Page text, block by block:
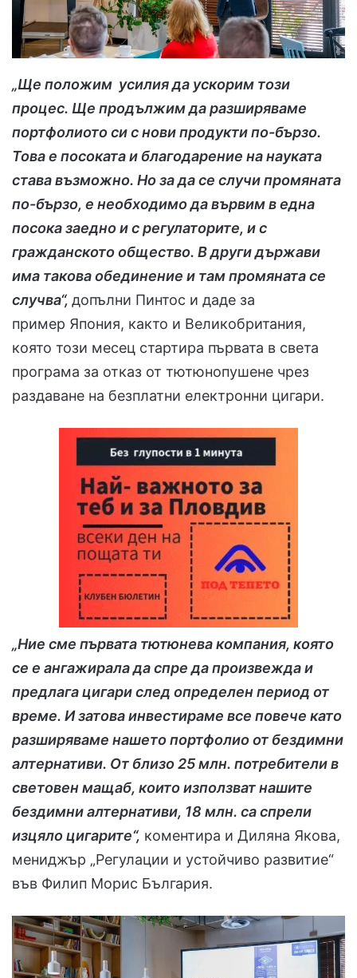
„Ще положим усилия да ускорим този
процес. Ще продължим да разширяваме
портфолиото си с нови продукти по-бързо.
Това е посоката и благодарение на науката
става възможно. Но за да се случи промяната
по-бързо, е необходимо да вървим в една
посока заедно и с регулаторите, и с
гражданското общество. В други държави
има такова обединение и там промяната се
случва“, допълни Пинтос и даде за
пример Япония, както и Великобритания,
която този месец стартира първата в света
програма за отказ от тютюнопушене чрез
раздаване на безплатни електронни цигари.
„Ние сме първата тютюнева компания, която
се е ангажирала да спре да произвежда и
предлага цигари след определен период от
време. И затова инвестираме все повече като
разширяваме нашето портфолио от бездимни
алтернативи. От близо 25 млн. потребители в
световен мащаб, които използват нашите
бездимни алтернативи, 18 млн. са спрели
изцяло цигарите“, коментира и Диляна Якова,
мениджър „Регулации и устойчиво развитие“
във Филип Морис България.